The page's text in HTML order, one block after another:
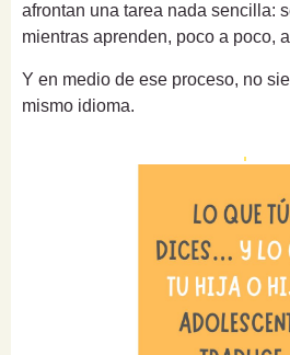
afrontan una tarea nada sencilla:
mientras aprenden, poco a poco,
Y en medio de ese proceso, no
mismo idioma.